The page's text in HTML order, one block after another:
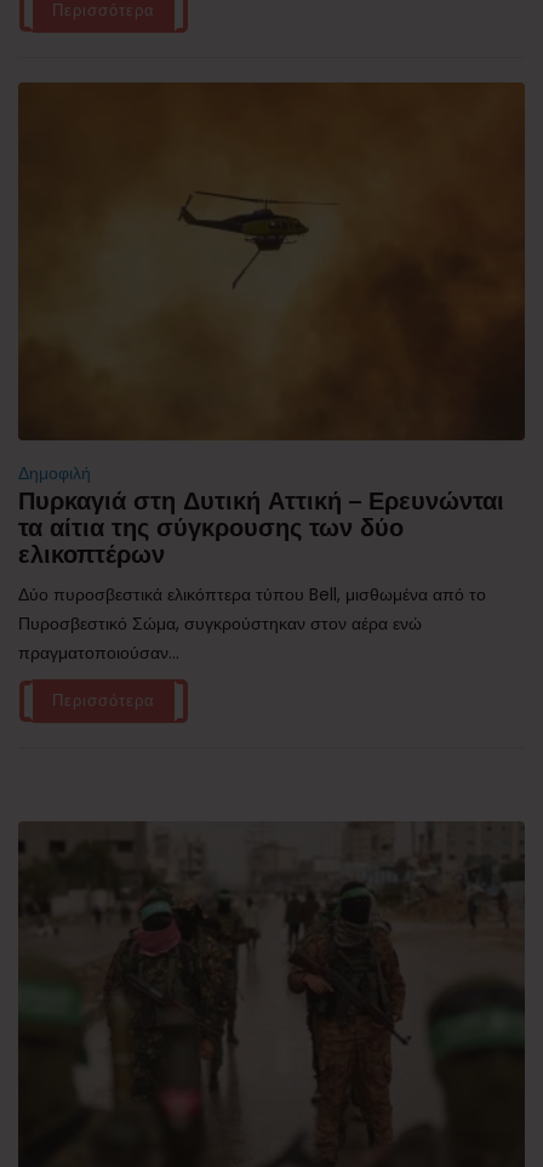
Περισσότερα
Δημοφιλή
Πυρκαγιά στη Δυτική Αττική – Ερευνώνται
τα αίτια της σύγκρουσης των δύο
ελικοπτέρων
Δύο πυροσβεστικά ελικόπτερα τύπου Bell, μισθωμένα από το
Πυροσβεστικό Σώμα, συγκρούστηκαν στον αέρα ενώ
πραγματοποιούσαν...
Περισσότερα